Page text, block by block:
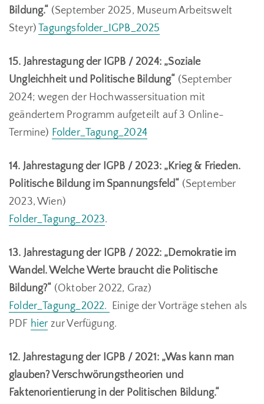
Bildung.“ (September 2025, Museum Arbeitswelt
Steyr) Tagungsfolder_IGPB_2025
15. Jahrestagung der IGPB / 2024: „Soziale
Ungleichheit und Politische Bildung“ (September
2024; wegen der Hochwassersituation mit
geändertem Programm aufgeteilt auf 3 Online-
Termine) Folder_Tagung_2024
14. Jahrestagung der IGPB / 2023: „Krieg & Frieden.
Politische Bildung im Spannungsfeld“ (September
2023, Wien)
Folder_Tagung_2023.
13. Jahrestagung der IGPB / 2022: „Demokratie im
Wandel.Welche Werte braucht die Politische
Bildung?“ (Oktober 2022, Graz)
Folder_Tagung_2022. Einige der Vorträge stehen als
PDF hierzur Verfügung.
12. Jahrestagung der IGPB / 2021: „Was kann man
glauben?Verschwörungstheorien und
Faktenorientierung in der Politischen Bildung.“